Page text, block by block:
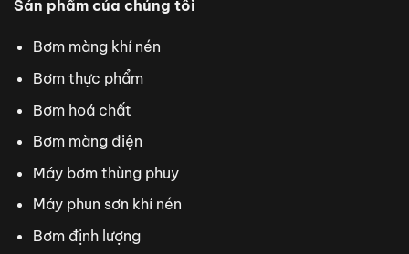
Sản phẩm của chúng tôi
Bơm màng khí nén
Bơm thực phẩm
Bơm hoá chất
Bơm màng điện
Máy bơm thùng phuy
Máy phun sơn khí nén
Bơm định lượng